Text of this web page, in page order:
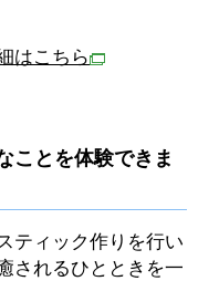
はこちら
ことを体験できま
ティック作りを行い
されるひとときを一